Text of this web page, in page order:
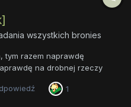
wszystkich bronies
tym razem naprawdę
na drobnej rzeczy
krążyłem myślami około
małą przerwę i spróbuję się
1